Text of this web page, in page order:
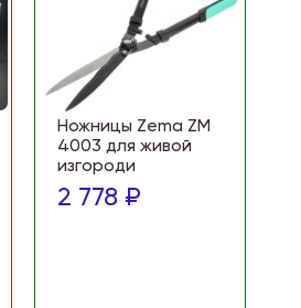
Ножницы Zema ZM
4003 для живой
изгороди
2 778 ₽